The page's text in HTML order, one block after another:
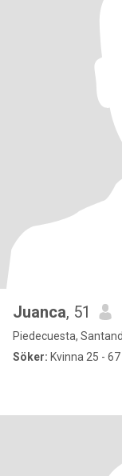
Juanca, 51
Piedecuesta,
Söker: Kvinna 25 - 67